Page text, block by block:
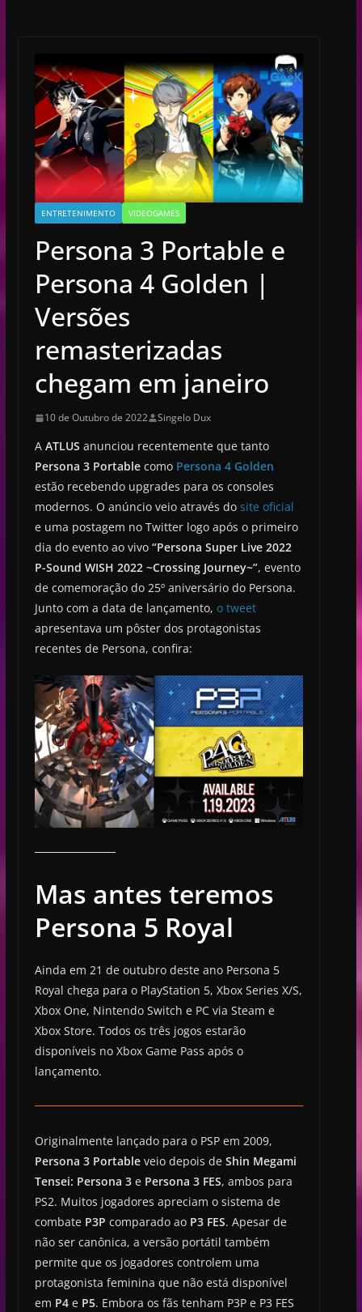
ENTRETENIMENTO VIDEOGAMES
Persona 3 Portable e
Persona 4 Golden |
Versões
remasterizadas
chegam em janeiro
10 de Outubro de 2022 Singelo Dux
A ATLUS anunciou recentemente que tanto
Persona 3 Portablecomo Persona 4 Golden
estão recebendo upgrades para os consoles
modernos. O anúncio veio através do site oficial
e uma postagem no Twitter logo após o primeiro
dia do evento ao vivo “Persona Super Live 2022
P-Sound WISH 2022 ~Crossing Journey~”, evento
de comemoração do 25º aniversário do Persona.
Junto com a data de lançamento, o tweet
apresentava um pôster dos protagonistas
recentes de Persona, confira:
Mas antes teremos
Persona 5 Royal
Ainda em 21 de outubro deste ano Persona 5
Royal chega para o PlayStation 5, Xbox Series X/S,
Xbox One, Nintendo Switch e PC via Steam e
Xbox Store. Todos os três jogos estarão
disponíveis no Xbox Game Pass após o
lançamento.
Originalmente lançado para o PSP em 2009,
Persona 3 Portableveio depois de Shin Megami
Tensei: Persona 3e Persona 3 FES, ambos para
PS2. Muitos jogadores apreciam o sistema de
combate P3P comparado ao P3 FES. Apesar de
não ser canônica, a versão portátil também
permite que os jogadores controlem uma
protagonista feminina que não está disponível
em P4 eP5. Embora os fãs tenham P3P e P3 FES